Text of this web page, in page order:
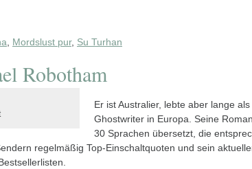
Mordslust pur, Su Turhan
Robotham
Er ist Australier, lebte aber lange
Ghostwriter in Europa. Seine
30 Sprachen übersetzt, die
regelmäßig Top-Einschaltquoten und sein